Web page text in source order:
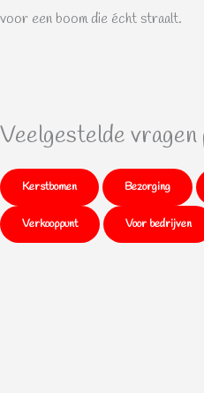
voor een boom die écht straalt.
Veelgestelde
Kerstbomen Bezorging
Verkooppunt Voor bedrijven